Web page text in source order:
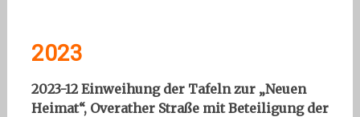
2023
2023-12 Einweihung der Tafeln zur „Neuen
Heimat“, Overather Straße mit Beteiligung der